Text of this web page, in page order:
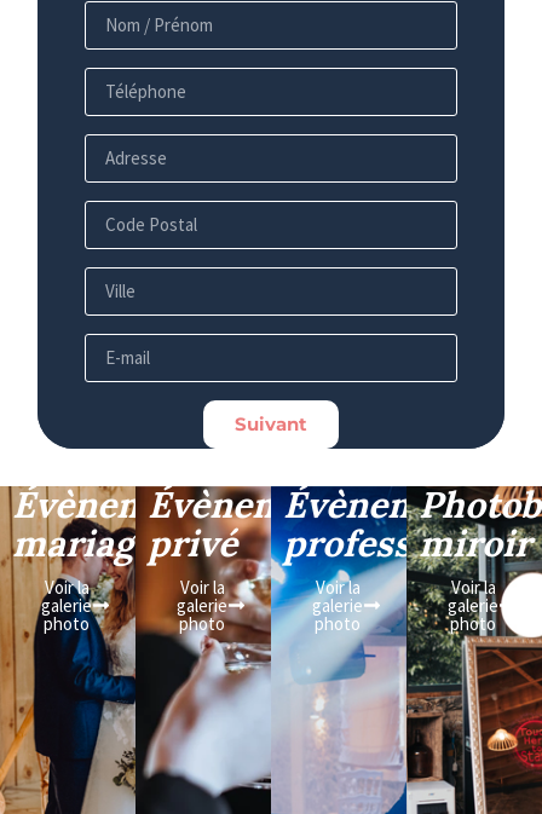
Suivant
Évènement
mariage
Voir la
galerie
photo
Évènement
privé
Voir la
galerie
photo
Évènement
professionnel
Voir la
galerie
photo
miroir
Voir la
galerie
photo